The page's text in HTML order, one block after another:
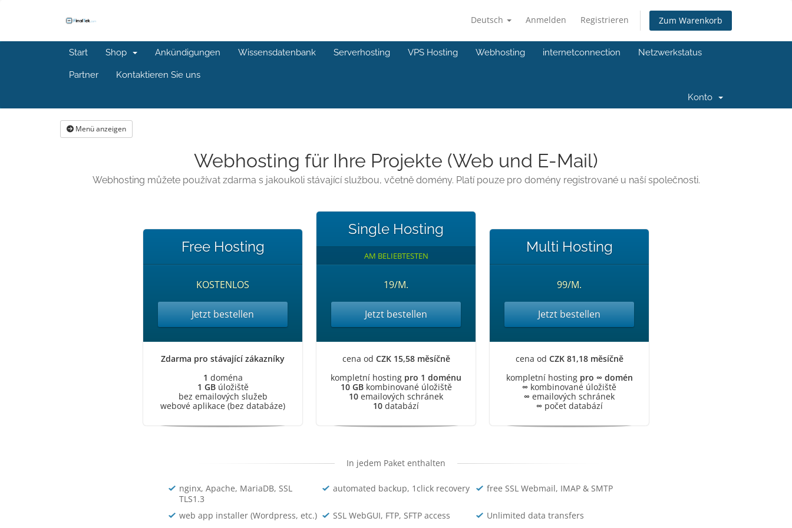
Deutsch Anmelden Registrieren Zum Warenkorb
Start Shop Ankündigungen Wissensdatenbank Serverhosting VPS Hosting Webhosting internetconnection Netzwerkstatus
Partner Kontaktieren Sie uns
Konto
Menü anzeigen
Webhosting für Ihre Projekte (Web und E-Mail)
Webhosting můžete používat zdarma s jakoukoli stávající službou, včetně domény. Platí pouze pro domény registrované u naší společnosti.
Free Hosting
KOSTENLOS
Jetzt bestellen
Zdarma pro stávající zákazníky
1 doména
1 GBúložiště
bez emailových služeb
webové aplikace (bez databáze)
Single Hosting
AM BELIEBTESTEN
19/M.
Jetzt bestellen
cena od CZK 15,58 měsíčně
kompletní hosting pro 1 doménu
10 GBkombinované úložiště
10 emailových schránek
10 databází
Multi Hosting
99/M.
Jetzt bestellen
cena od CZK 81,18 měsíčně
kompletní hosting pro ∞ domén
∞ kombinované úložiště
∞ emailových schránek
∞ počet databází
In jedem Paket enthalten
nginx, Apache, MariaDB, SSL
TLS1.3
automated backup, 1click recovery free SSL Webmail, IMAP & SMTP
web app installer (Wordpress, etc.) SSL WebGUI, FTP, SFTP access
Unlimited data transfers